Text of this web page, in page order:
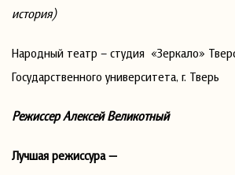
история)
Народный театр – студия «Зеркало»
Государственного университета, г. Тверь
Режиссер Алексей Великотный
Лучшая режиссура —